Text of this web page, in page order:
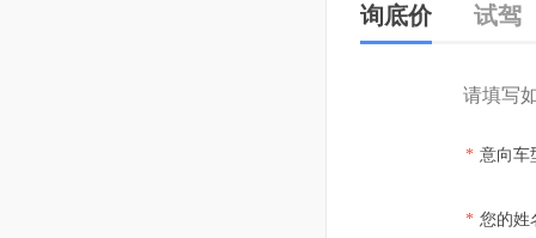
询底价 试驾
请填写
* 意向车
* 您的姓